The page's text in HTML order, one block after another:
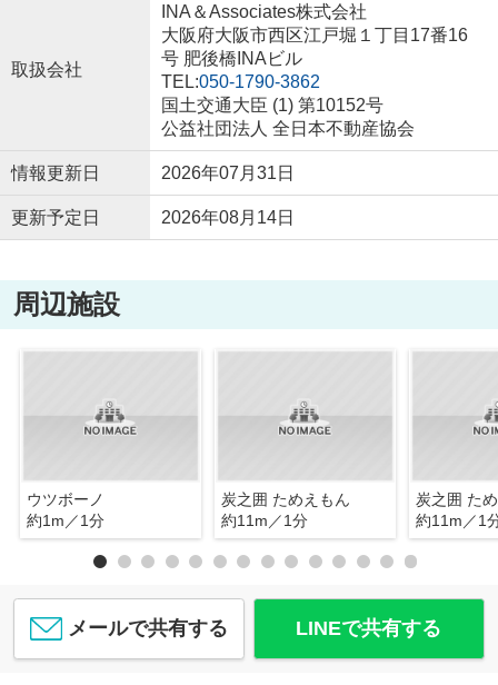
取扱会社
INA＆Associates株式会社
大阪府大阪市西区江戸堀１丁目17番16
号 肥後橋INAビル
TEL:050-1790-3862
国土交通大臣 (1) 第10152号
公益社団法人 全日本不動産協会
情報更新日 2026年07月31日
更新予定日 2026年08月14日
周辺施設
ウツボーノ
約1m／1分
炭之囲 ためえもん
約11m／1分
炭之囲 た
約11m／1
メールで共有する LINEで共有する